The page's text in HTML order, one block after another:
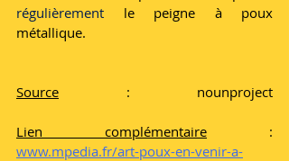
régulièrement le peigne à poux
métallique.
Source : nounproject
Lien complémentaire
www.mpedia.fr/art-poux-en-venir-a-